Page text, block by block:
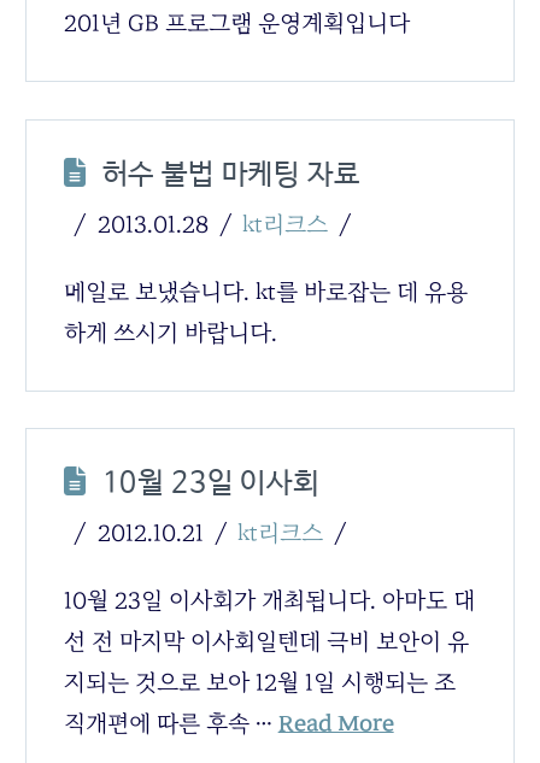
201년 GB 프로그램 운영계획입니다
허수 불법 마케팅 자료
2013.01.28 kt리크스
메일로 보냈습니다. kt를 바로잡는 데 유용
하게 쓰시기 바랍니다.
10월 23일 이사회
2012.10.21 kt리크스
10월 23일 이사회가 개최됩니다. 아마도 대
선 전 마지막 이사회일텐데 극비 보안이 유
지되는 것으로 보아 12월 1일 시행되는 조
직개편에 따른 후속 …Read More